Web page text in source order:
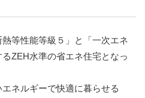
等性能等級５」と「一次エネ
ZEH水準の省エネ住宅となっ
ネルギーで快適に暮らせる